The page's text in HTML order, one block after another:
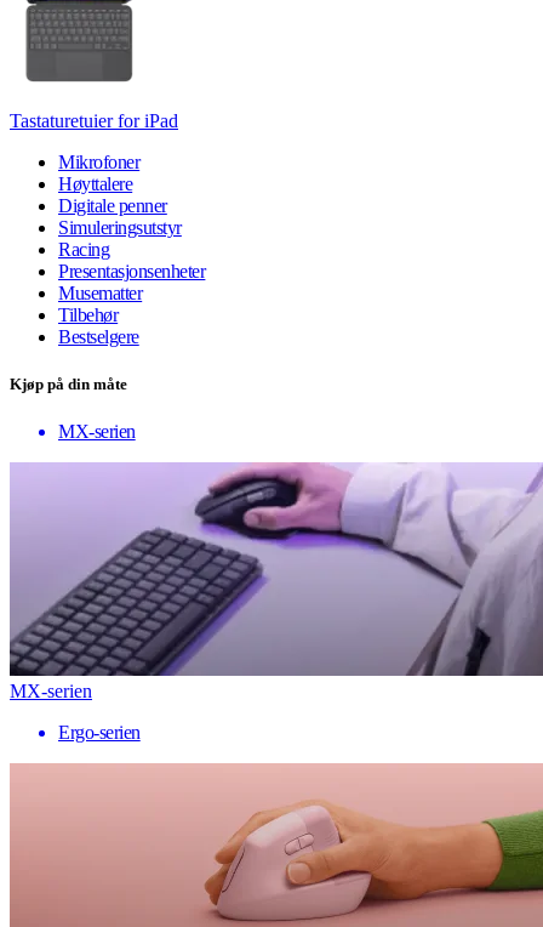
Tastaturetuier for iPad
Mikrofoner
Høyttalere
Digitale penner
Simuleringsutstyr
Racing
Presentasjonsenheter
Musematter
Tilbehør
Bestselgere
Kjøp på din måte
MX-serien
MX-serien
Ergo-serien